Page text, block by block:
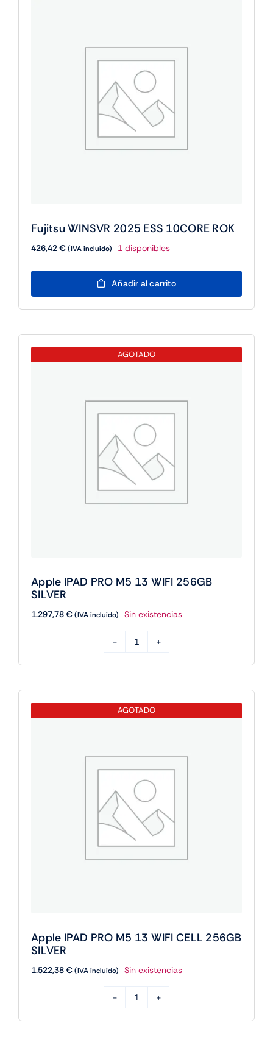
Fujitsu WINSVR 2025 ESS 10CORE ROK
426,42€(IVA incluido) 1 disponibles
Fujitsu
WINSVR
10CORE
ROK
Añadir al carrito
AGOTADO
Apple IPAD PRO M5 13 WIFI 256GB
SILVER
1.297,78€(IVA incluido) Sin existencias
IPAD
13
cantidad
AGOTADO
Apple IPAD PRO M5 13 WIFI CELL 256GB
SILVER
1.522,38€(IVA incluido) Sin existencias
IPAD